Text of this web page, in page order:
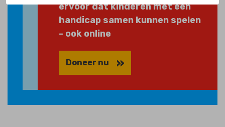
ervoor dat kinderen met een
handicap samen kunnen spelen
- ook online
Doneer nu